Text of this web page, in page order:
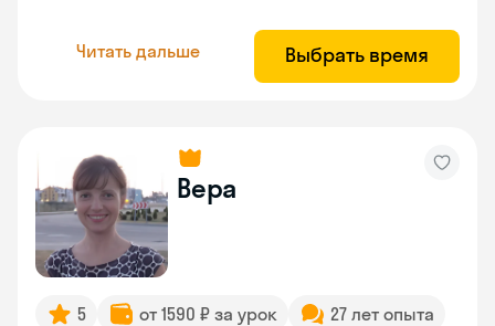
Читать дальше Выбрать время
Вера
5 от 1590 ₽ за урок
27 лет опыта